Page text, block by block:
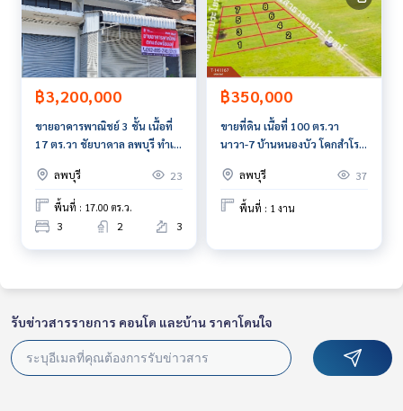
฿3,200,000
ขายอาคารพาณิชย์ 3 ชั้น เนื้อที่
17 ตร.วา ชัยบาดาล ลพบุรี ทำเล
ลพบุรี
23
พื้นที่ : 17.00 ตร.ว.
3 2 3
฿350,000
ขายที่ดิน เนื้อที่ 100 ตร.วา
นาวา-7 บ้านหนองบัว โคกสำโรง
ลพบุรี
37
พื้นที่ : 1 งาน
รับข่าวสารรายการ คอนโด และบ้าน ราคาโดนใจ